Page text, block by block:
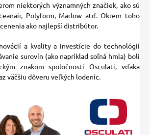
niektorých významných značiek, ako sú
Polyform, Marlow atď. Okrem toho
ako najlepší distribútor.
a kvality a investície do technológií
surovín (ako napríklad soľná hmla) boli
znakom spoločnosti Osculati, vďaka
väčšiu dôveru veľkých lodeníc.